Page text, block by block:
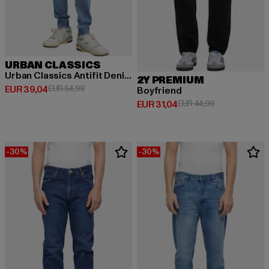
URBAN CLASSICS
Urban Classics Antifit Denim
EUR 39,04
Derzeitiger Preis: EUR 39,04
EUR 54,99Aktionspreis: EUR 54,99
2Y PREMIUM
Boyfriend
EUR 31,04
Derzeitiger Preis: EUR 31,04
EUR 44,99Aktionspreis:
-30% -30%